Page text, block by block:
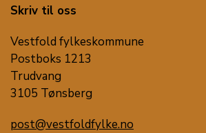
Skriv til oss
Vestfold fylkeskommune
Postboks 1213
Trudvang
3105 Tønsberg
post@vestfoldfylke.no